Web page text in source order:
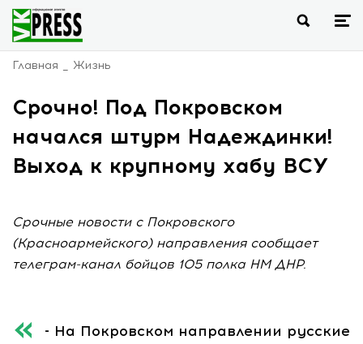
Главная Жизнь
Срочно! Под Покровском
начался штурм Надеждинки!
Выход к крупному хабу ВСУ
Срочные новости с Покровского
(Красноармейского) направления сообщает
телеграм-канал бойцов 105 полка НМ ДНР.
- На Покровском направлении русские